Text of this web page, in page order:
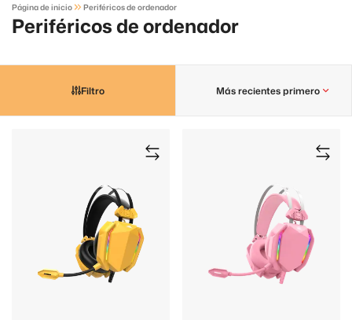
Página de inicio Periféricos de ordenador
Periféricos de ordenador
Filtro Más recientes primero